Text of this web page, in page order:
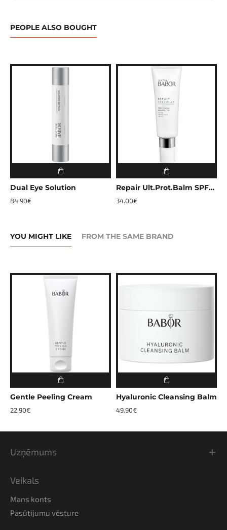
PEOPLE ALSO BOUGHT
Dual Eye Solution
84.90€
Repair Ult.Prot.Balm SPF50
34.00€
YOU MIGHT LIKE FROM THE SAME BRAND
Gentle Peeling Cream
22.90€
Hyaluronic Cleansing Balm
49.90€
Uzņēmums
Veikals
Mans konts
Pasūtījumu vēsture